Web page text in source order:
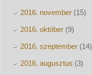
2016. november(15)
2016. október(9)
2016. szeptember(14)
2016. augusztus (3)